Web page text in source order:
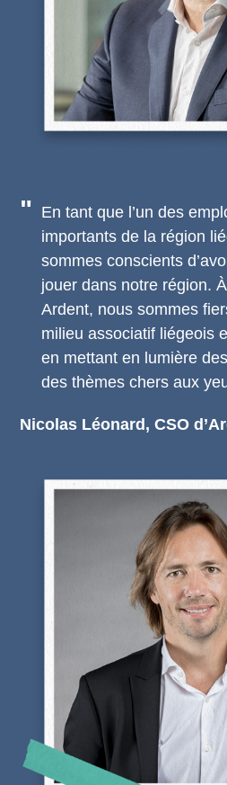
En tant que l’un des
importants de la région
sommes conscients
jouer dans notre région.
Ardent, nous sommes
milieu associatif liégeois
en mettant en lumière
des thèmes chers aux
Nicolas Léonard, CSO